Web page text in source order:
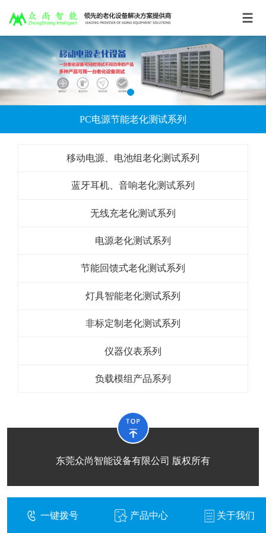
PC电源节能老化测试系列
移动电源、电池组老化测试系列
蓝牙耳机、音响老化测试系列
无线充老化测试系列
电源老化测试系列
节能回馈式老化测试系列
灯具智能老化测试系列
非标定制老化测试系列
仪器仪表系列
负载模组产品系列
东莞众尚智能设备有限公司 版权所有
一键拨号 产品中心 关于我们